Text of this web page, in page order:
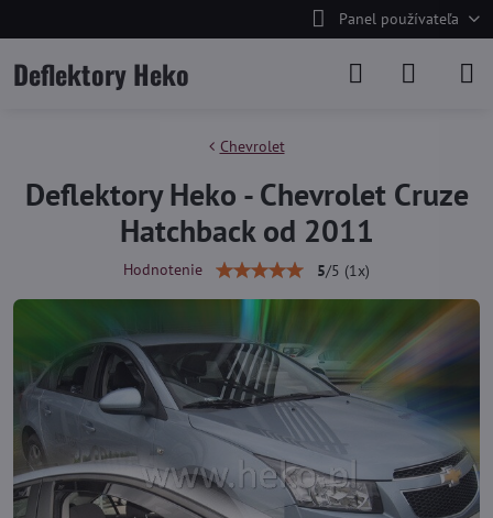
Panel používateľa
Deflektory Heko
Chevrolet
Deflektory Heko - Chevrolet Cruze
Hatchback od 2011
Hodnotenie 5/5 (1 x)